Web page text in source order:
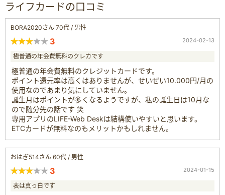
ライフカードの口コミ
BORA2020さん 70代 / 男性
3 2024-02-13
極普通の年会費無料のクレカです
極普通の年会費無料のクレジットカードです。
ポイント還元率は高くはありませんが、せいぜい10.000円/月の
使用なのであまり気にしていません。
誕生月はポイントが多くなるようですが、私の誕生日は10月な
ので随分先の話です 笑
専用アプリのLIFE-Web Deskは結構使いやすいと思います。
ETCカードが無料なのもメリットかもしれません。
おはぎ514さん 60代 / 男性
3 2024-01-15
表は真っ白です